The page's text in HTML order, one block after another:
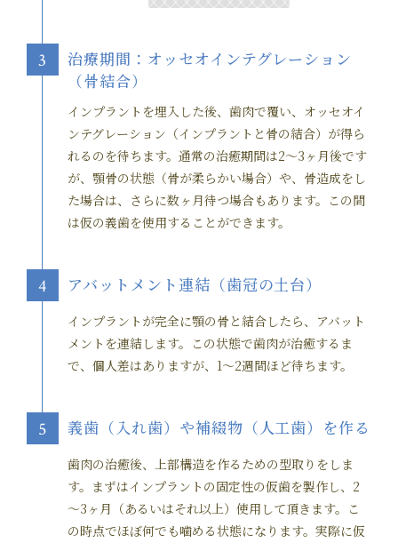
3
治療期間：オッセオインテグレーション
（骨結合）
インプラントを埋入した後、歯肉で覆い、オッセオイ
ンテグレーション（インプラントと骨の結合）が得ら
れるのを待ちます。通常の治癒期間は2～3ヶ月後です
が、顎骨の状態（骨が柔らかい場合）や、骨造成をし
た場合は、さらに数ヶ月待つ場合もあります。この間
は仮の義歯を使用することができます。
4 アバットメント連結（歯冠の土台）
インプラントが完全に顎の骨と結合したら、アバット
メントを連結します。この状態で歯肉が治癒するま
で、個人差はありますが、1～2週間ほど待ちます。
5 義歯（入れ歯）や補綴物（人工歯）を作る
歯肉の治癒後、上部構造を作るための型取りをしま
す。まずはインプラントの固定性の仮歯を製作し、2
～3ヶ月（あるいはそれ以上）使用して頂きます。こ
の時点でほぼ何でも噛める状態になります。実際に仮